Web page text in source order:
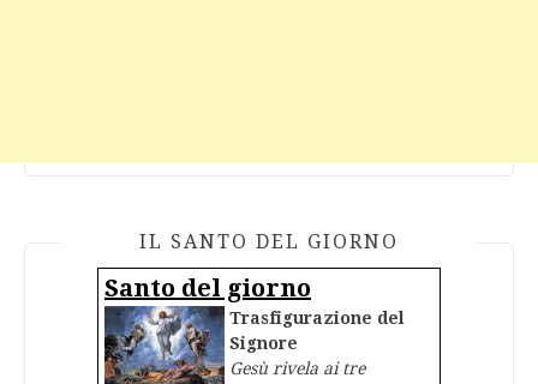
IL SANTO DEL GIORNO
Santo del giorno
Trasfigurazione del
Signore
Gesù rivela ai tre